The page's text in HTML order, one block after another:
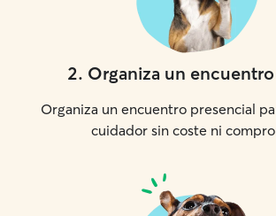
2. Organiza un
Organiza un encuentro presencial
cuidador sin coste ni